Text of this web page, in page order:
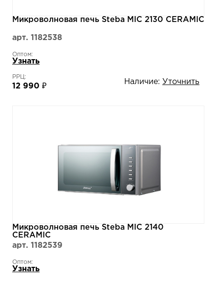
Микроволновая печь Steba MIC 2130 CERAMIC
арт. 1182538
Оптом:
Узнать
РРЦ:
12 990 ₽
Наличие: Уточнить
Микроволновая печь Steba MIC 2140
CERAMIC
арт. 1182539
Оптом:
Узнать